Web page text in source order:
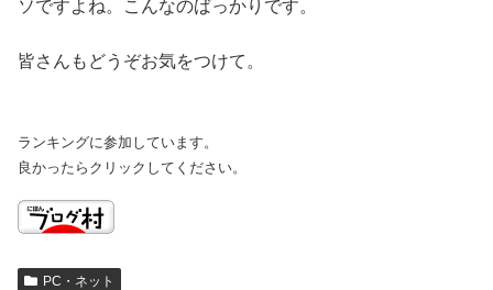
ソですよね。こんなのばっかりです。
皆さんもどうぞお気をつけて。
ランキングに参加しています。
良かったらクリックしてください。
PC・ネット